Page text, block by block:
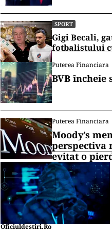
SPORT
Gigi Becali,
fotbalistului
Puterea Financiara
BVB încheie
Puterea Financiara
Moody’s
perspectiva
evitat o
Oficiuldestiri.ro